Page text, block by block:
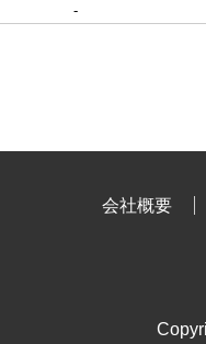
-
会社概要